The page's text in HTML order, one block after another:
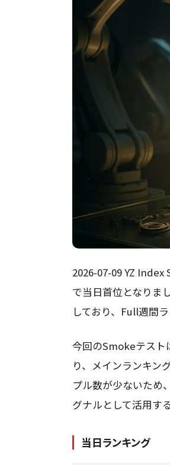
2026-07-09 YZ
で当日首位となりま
しており、Full週間
今回のSmokeテスト
り、メインランキン
プル数が少ないため
グナルとして活用す
当日ランキング